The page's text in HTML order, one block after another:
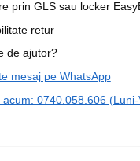
prin GLS sau locker
retur
de ajutor?
mesaj pe WhatsApp
acum: 0740.058.606